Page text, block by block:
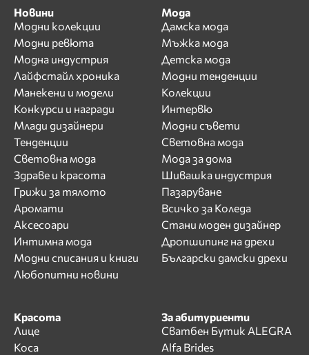
Новини
Модни колекции
Модни ревюта
Модна индустрия
Лайфстайл хроника
Манекени и модели
Конкурси и награди
Млади дизайнери
Тенденции
Световна мода
Здраве и красота
Грижи за тялото
Аромати
Аксесоари
Интимна мода
Модни списания и книги
Любопитни новини
Мода
Дамска мода
Мъжка мода
Детска мода
Модни тенденции
Колекции
Интервю
Модни съвети
Световна мода
Мода за дома
Шивашка индустрия
Пазаруване
Всичко за Коледа
Стани моден дизайнер
Дропшипинг на дрехи
Български дамски дрехи
Красота
Лице
Коса
За абитуриенти
Сватбен Бутик ALEGRA
Alfa Brides